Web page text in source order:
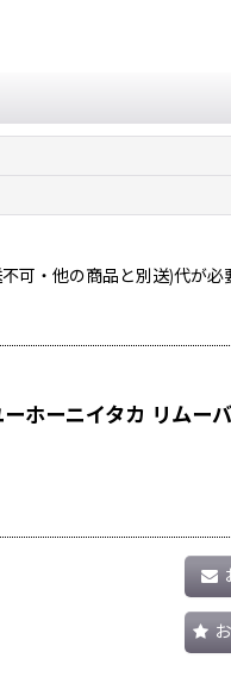
可・他の商品と別送)代が必
ホーニイタカ リム